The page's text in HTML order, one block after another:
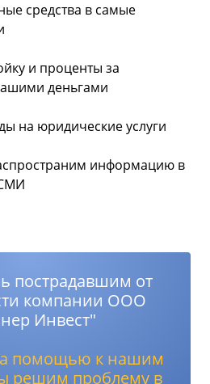
средства в самые
и проценты за
деньгами
на юридические услуги
информацию в
пострадавшим от
компании ООО
Инвест"
помощью к нашим
решим проблему в